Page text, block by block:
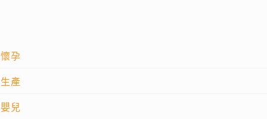
懷孕
生產
嬰兒